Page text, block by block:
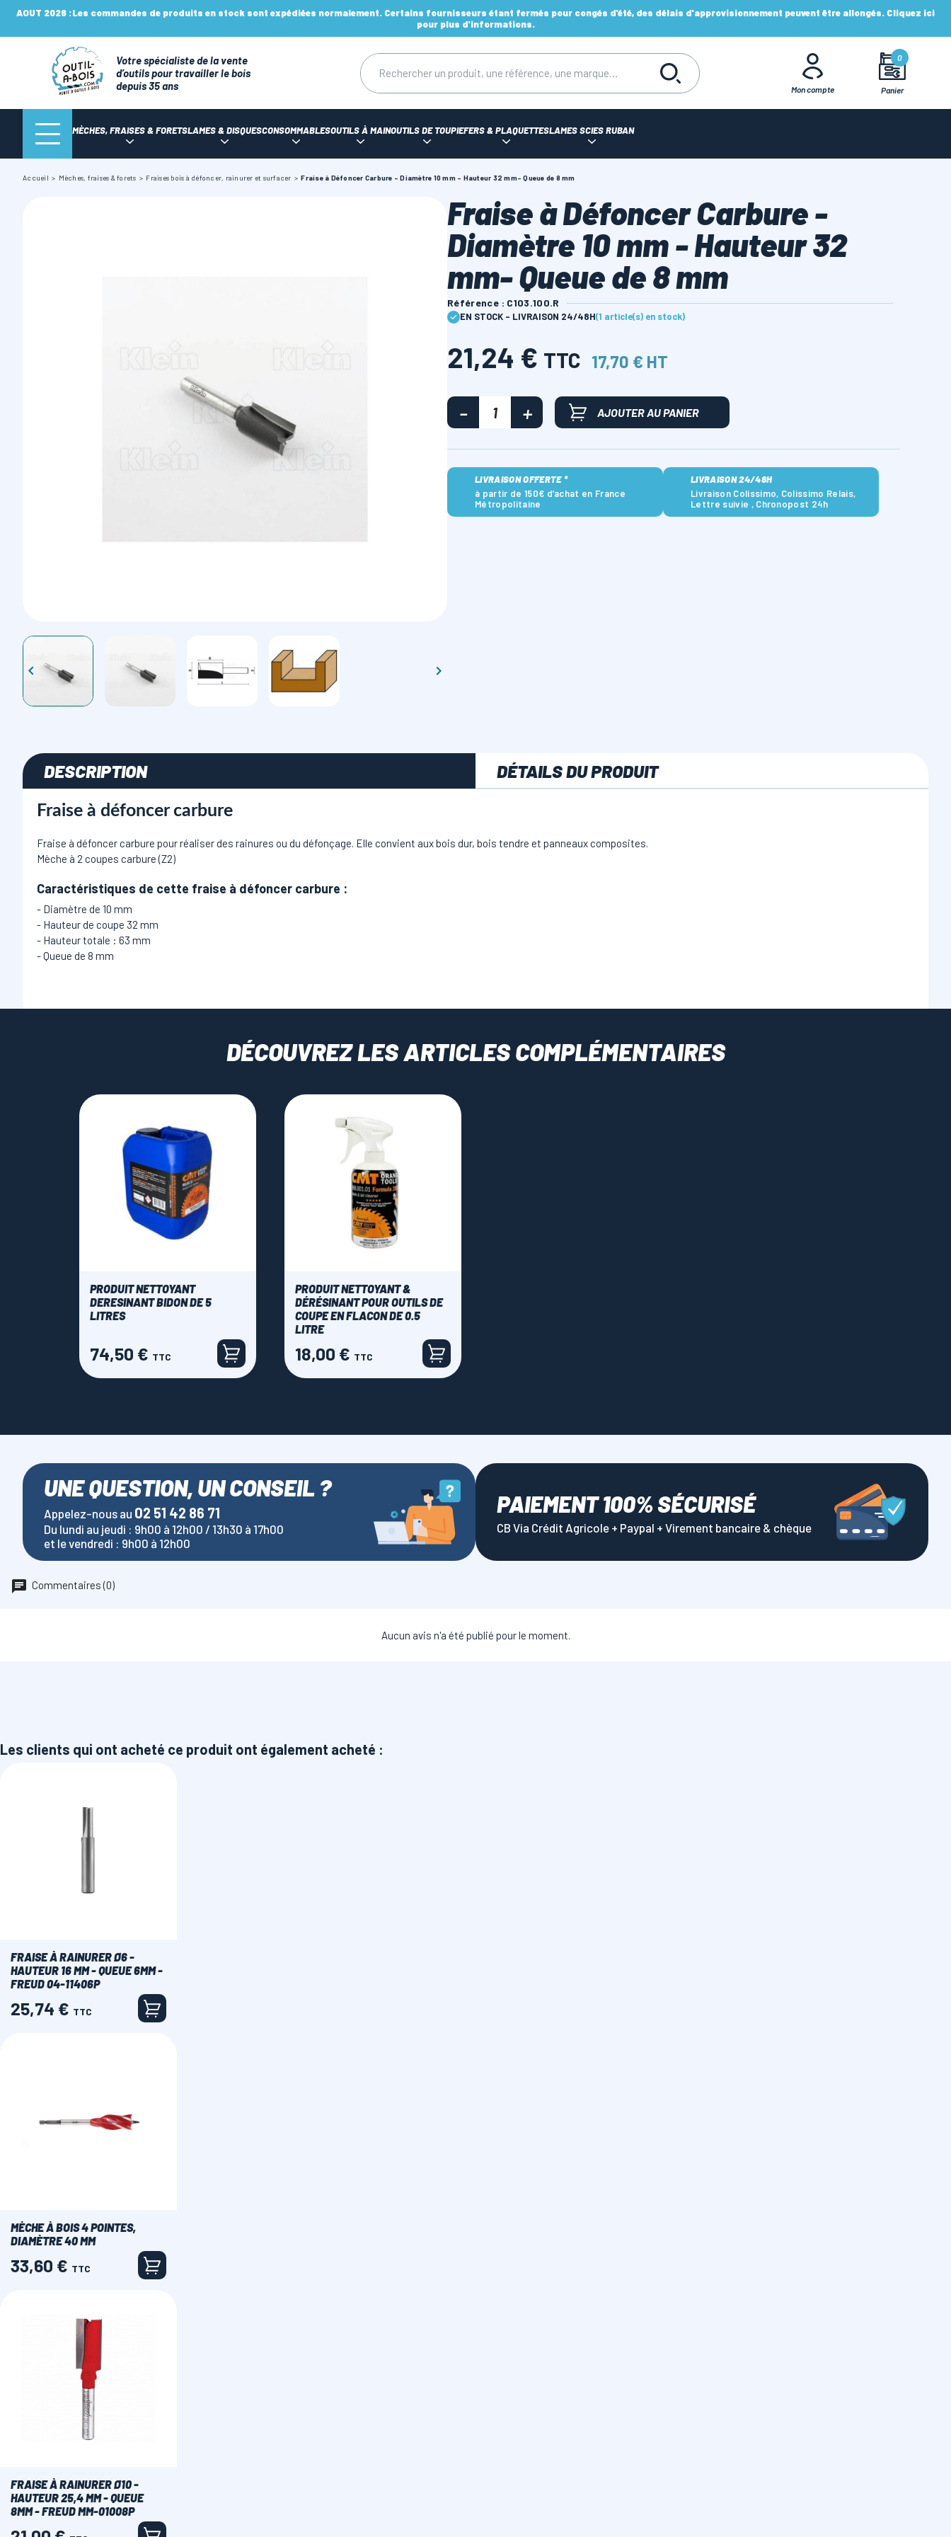
AOUT 2026 :Les commandes de produits en stock sont expédiées normalement. Certains fournisseurs étant fermés pour congés d'été, des délais d'approvisionnement peuvent être allongés. Cliquez ici
pour plus d'informations.
Votre spécialiste de la vente
d’outils pour travailler le bois
depuis 35 ans
Mon compte Panier
0
MÈCHES, FRAISES & FORETSLAMES & DISQUESCONSOMMABLESOUTILS À MAINOUTILS DE TOUPIEFERS & PLAQUETTESLAMES SCIES RUBAN
Accueil Mèches, fraises & forets Fraises bois à défoncer, rainurer et surfacer Fraise à Défoncer Carbure - Diamètre 10 mm - Hauteur 32 mm- Queue de 8 mm
 
Fraise à Défoncer Carbure -
Diamètre 10 mm - Hauteur 32
mm- Queue de 8 mm
Référence : C103.100.R
EN STOCK - LIVRAISON 24/48H(1 article(s) en stock)
21,24 € TTC 17,70 € HT
AJOUTER AU PANIER
LIVRAISON OFFERTE *
à partir de 150€ d’achat en France
Métropolitaine
LIVRAISON 24/48H
Livraison Colissimo, Colissimo Relais,
Lettre suivie , Chronopost 24h
DESCRIPTION DÉTAILS DU PRODUIT
Fraise à défoncer carbure
Fraise à défoncer carbure pour réaliser des rainures ou du défonçage. Elle convient aux bois dur, bois tendre et panneaux composites.
Mèche à 2 coupes carbure (Z2)
Caractéristiques de cette fraise à défoncer carbure :
- Diamètre de 10 mm
- Hauteur de coupe 32 mm
- Hauteur totale : 63 mm
- Queue de 8 mm
DÉCOUVREZ LES ARTICLES COMPLÉMENTAIRES
PRODUIT NETTOYANT
DERESINANT BIDON DE 5
LITRES
Prix
74,50 € TTC
PRODUIT NETTOYANT &
DÉRÉSINANT POUR OUTILS DE
COUPE EN FLACON DE 0.5
LITRE
Prix
18,00 € TTC
UNE QUESTION, UN CONSEIL ?
Appelez-nous au 02 51 42 86 71
Du lundi au jeudi : 9h00 à 12h00 / 13h30 à 17h00
et le vendredi : 9h00 à 12h00
PAIEMENT 100% SÉCURISÉ
CB Via Crédit Agricole + Paypal + Virement bancaire & chèque
Commentaires (0)
Aucun avis n'a été publié pour le moment.
Les clients qui ont acheté ce produit ont également acheté :
FRAISE À RAINURER Ø6 -
HAUTEUR 16 MM - QUEUE 6MM -
FREUD 04-11406P
Prix
25,74 € TTC
MÈCHE À BOIS 4 POINTES,
DIAMÈTRE 40 MM
Prix
33,60 € TTC
FRAISE À RAINURER Ø10 -
HAUTEUR 25,4 MM - QUEUE
8MM - FREUD MM-01008P
Prix